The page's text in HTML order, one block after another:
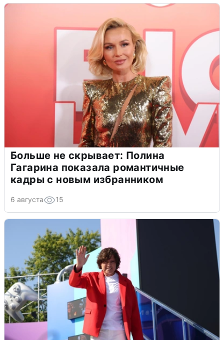
Больше не скрывает: Полина
Гагарина показала романтичные
кадры с новым избранником
6 августа 15